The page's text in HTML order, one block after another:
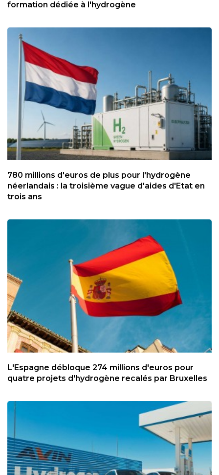
formation dédiée à l'hydrogène
780 millions d'euros de plus pour l'hydrogène
néerlandais : la troisième vague d'aides d'Etat en
trois ans
L'Espagne débloque 274 millions d'euros pour
quatre projets d'hydrogène recalés par Bruxelles